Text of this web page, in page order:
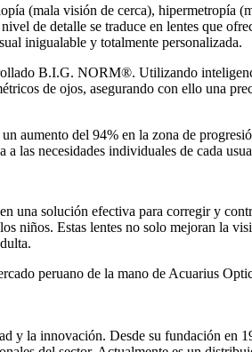
(mala visión de cerca), hipermetropía
de detalle se traduce en lentes que
inigualable y totalmente personalizada.
B.I.G. NORM®. Utilizando
de ojos, asegurando con ello una
aumento del 94% en la zona de
las necesidades individuales de cada
una solución efectiva para corregir y
niños. Estas lentes no solo mejoran la
peruano de la mano de Acuarius
y la innovación. Desde su fundación en